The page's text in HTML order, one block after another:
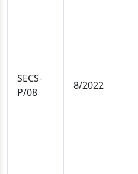
SECS-
P/08
8/2022